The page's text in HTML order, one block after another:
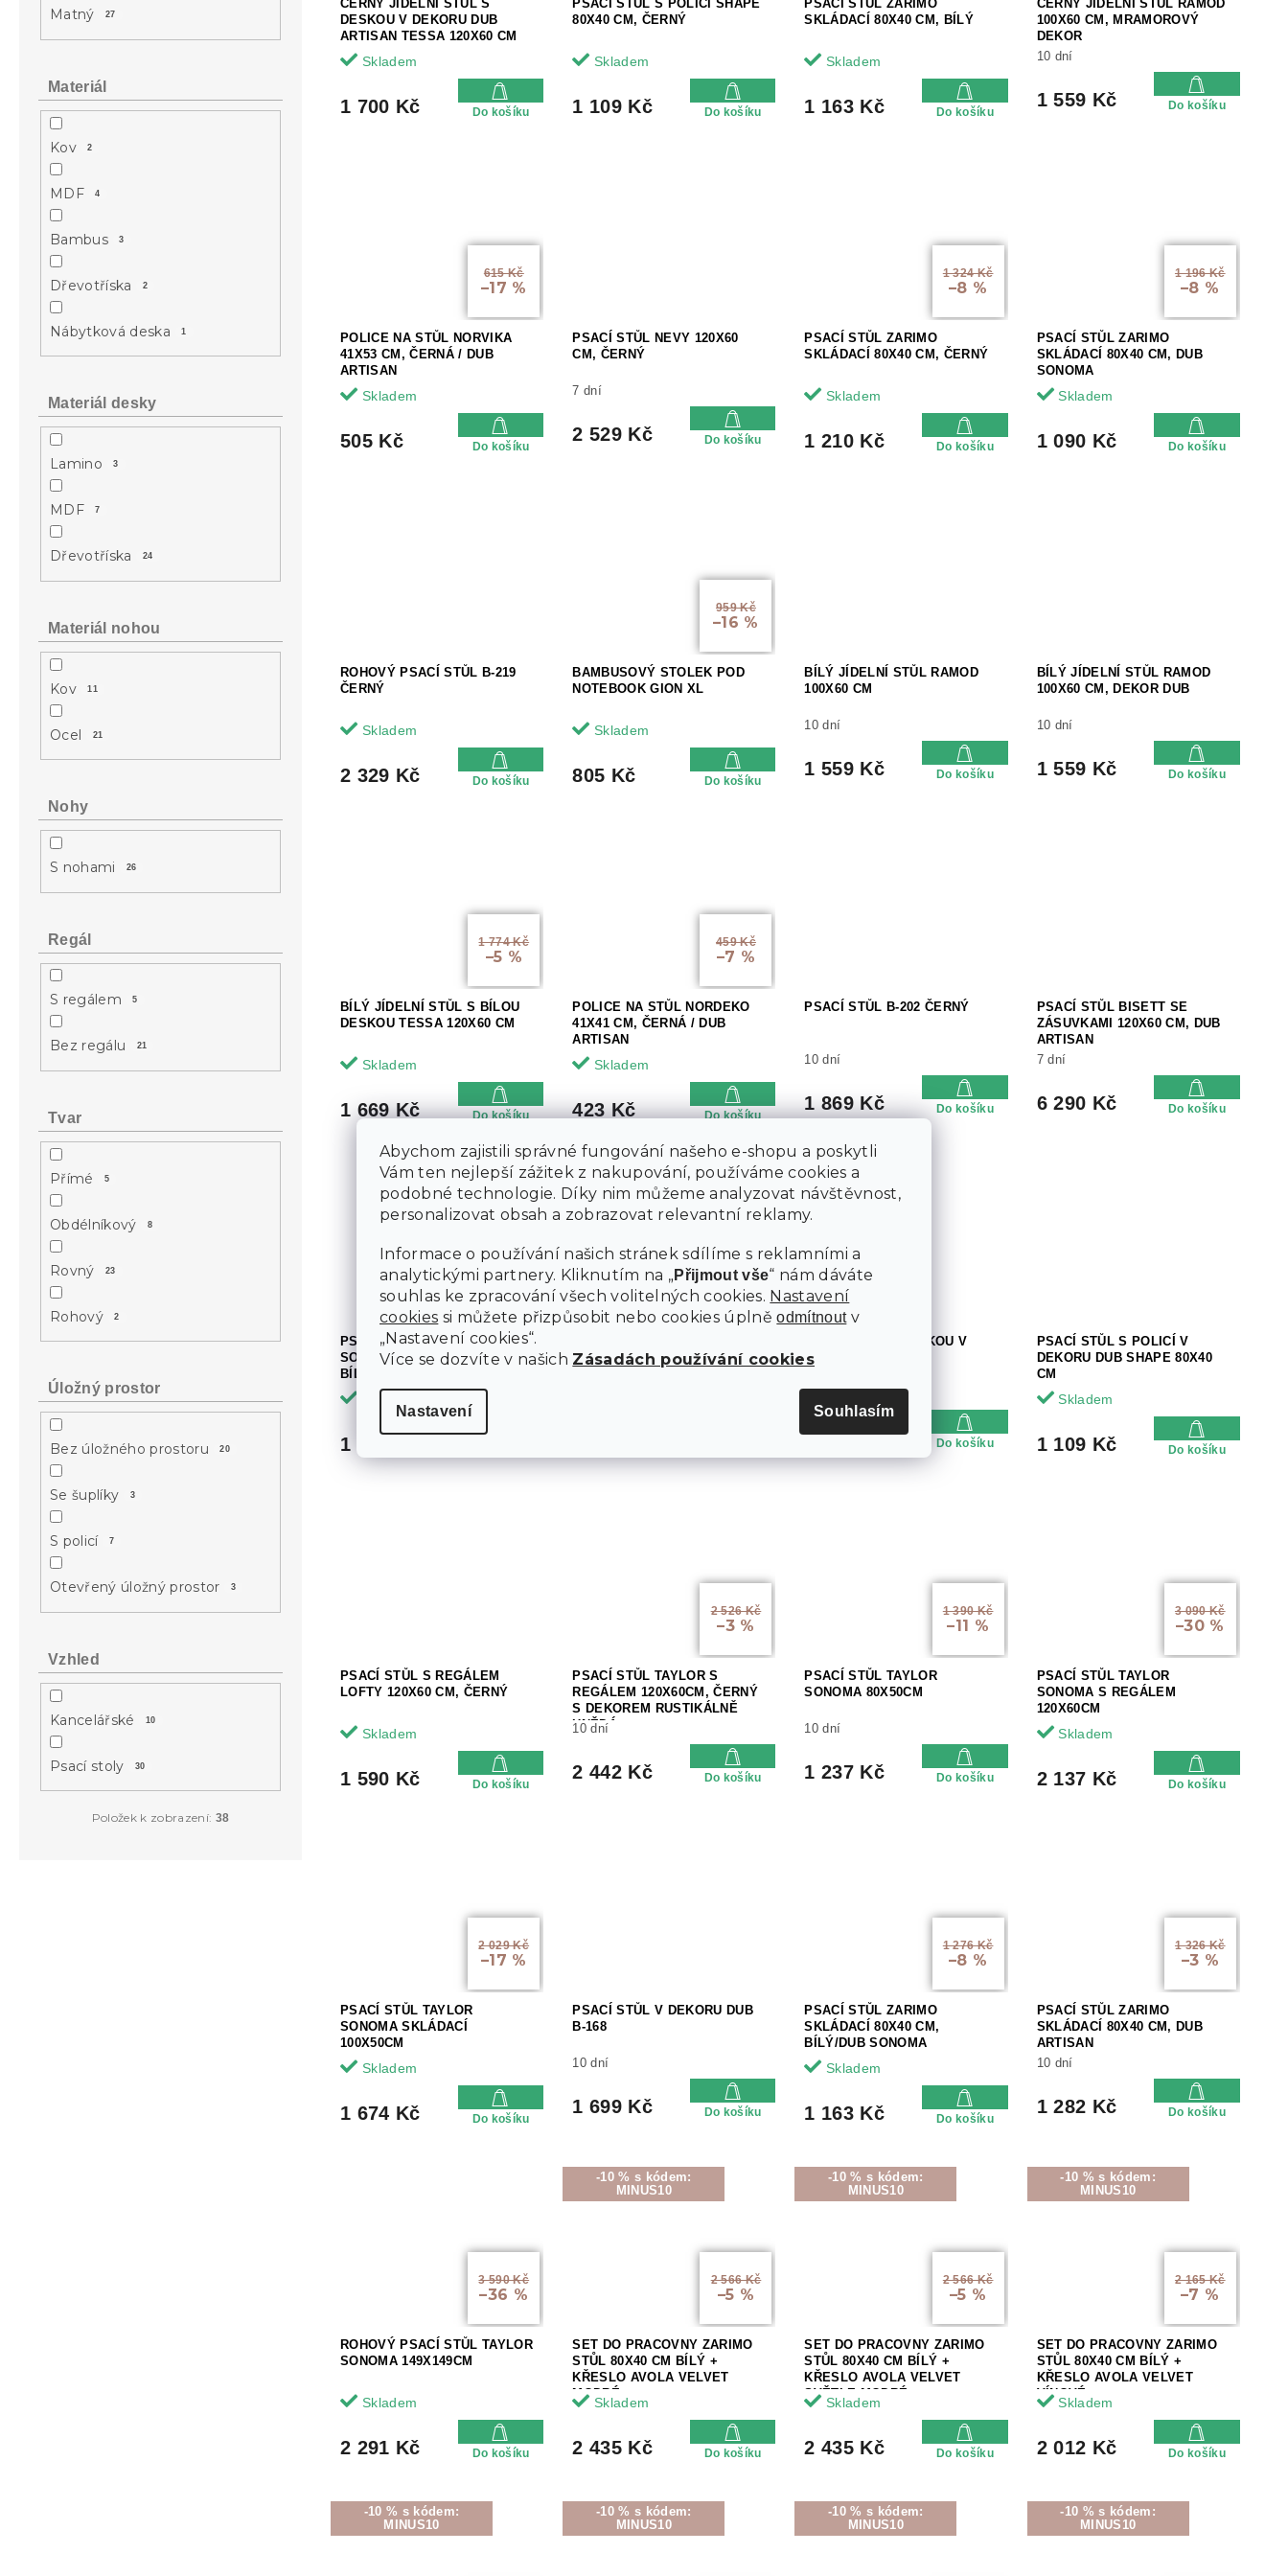
Abychom zajistili správné fungování našeho e-shopu a poskytli
Vám ten nejlepší zážitek z nakupování, používáme cookies a
podobné technologie. Díky nim můžeme analyzovat návštěvnost,
personalizovat obsah a zobrazovat relevantní reklamy.
Informace o používání našich stránek sdílíme s reklamními a
analytickými partnery. Kliknutím na „Přijmout vše“ nám dáváte
souhlas ke zpracování všech volitelných cookies. Nastavení
cookies si můžete přizpůsobit nebo cookies úplněodmítnoutv
„Nastavení cookies“.
Více se dozvíte v našich Zásadách používání cookies
Nastavení Souhlasím
Matný 27
Materiál
Kov 2
MDF 4
Bambus 3
Dřevotříska 2
Nábytková deska 1
Materiál desky
Lamino 3
MDF 7
Dřevotříska 24
Materiál nohou
Kov 11
Ocel 21
Nohy
S nohami 26
Regál
S regálem 5
Bez regálu 21
Tvar
Přímé 5
Obdélníkový 8
Rovný 23
Rohový 2
Úložný prostor
Bez úložného prostoru 20
Se šuplíky 3
S policí 7
Otevřený úložný prostor 3
Vzhled
Kancelářské 10
Psací stoly 30
Položek k zobrazení: 38
ČERNÝ JÍDELNÍ STŮL S
DESKOU V DEKORU DUB
ARTISAN TESSA 120X60 CM
Skladem
1 700 Kč Do košíku
PSACÍ STŮL S POLICÍ SHAPE
80X40 CM, ČERNÝ
Skladem
1 109 Kč Do košíku
PSACÍ STŮL ZARIMO
SKLÁDACÍ 80X40 CM, BÍLÝ
Skladem
1 163 Kč Do košíku
ČERNÝ JÍDELNÍ STŮL RAMOD
100X60 CM, MRAMOROVÝ
DEKOR
10 dní
1 559 Kč Do košíku
615 Kč
–17 %
POLICE NA STŮL NORVIKA
41X53 CM, ČERNÁ / DUB
ARTISAN
Skladem
505 Kč Do košíku
PSACÍ STŮL NEVY 120X60
CM, ČERNÝ
7 dní
2 529 Kč Do košíku
1 324 Kč
–8 %
PSACÍ STŮL ZARIMO
SKLÁDACÍ 80X40 CM, ČERNÝ
Skladem
1 210 Kč Do košíku
1 196 Kč
–8 %
PSACÍ STŮL ZARIMO
SKLÁDACÍ 80X40 CM, DUB
SONOMA
Skladem
1 090 Kč Do košíku
ROHOVÝ PSACÍ STŮL B-219
ČERNÝ
Skladem
2 329 Kč Do košíku
959 Kč
–16 %
BAMBUSOVÝ STOLEK POD
NOTEBOOK GION XL
Skladem
805 Kč Do košíku
BÍLÝ JÍDELNÍ STŮL RAMOD
100X60 CM
10 dní
1 559 Kč Do košíku
BÍLÝ JÍDELNÍ STŮL RAMOD
100X60 CM, DEKOR DUB
10 dní
1 559 Kč Do košíku
1 774 Kč
–5 %
BÍLÝ JÍDELNÍ STŮL S BÍLOU
DESKOU TESSA 120X60 CM
Skladem
1 669 Kč Do košíku
459 Kč
–7 %
POLICE NA STŮL NORDEKO
41X41 CM, ČERNÁ / DUB
ARTISAN
Skladem
423 Kč Do košíku
PSACÍ STŮL B-202 ČERNÝ
10 dní
1 869 Kč Do košíku
PSACÍ STŮL BISETT SE
ZÁSUVKAMI 120X60 CM, DUB
ARTISAN
7 dní
6 290 Kč Do košíku
1 896 Kč
–5 %
PSACÍ STŮL MAX 4.0
SONOMA S REGÁLEM A
BÍLÝMI NOHAMI 120X44 CM
1 783 Kč
CM, BÍLÝ
PSACÍ STŮL S DESKOU V
DEKORU DUB B-027
1 759 Kč Do košíku
PSACÍ STŮL S POLICÍ V
DEKORU DUB SHAPE 80X40
CM
Skladem
1 109 Kč Do košíku
PSACÍ STŮL S REGÁLEM
LOFTY 120X60 CM, ČERNÝ
Skladem
1 590 Kč Do košíku
2 526 Kč
–3 %
PSACÍ STŮL TAYLOR S
REGÁLEM 120X60CM, ČERNÝ
S DEKOREM RUSTIKÁLNĚ
HNĚDÁ
10 dní
2 442 Kč Do košíku
1 390 Kč
–11 %
PSACÍ STŮL TAYLOR
SONOMA 80X50CM
10 dní
1 237 Kč Do košíku
3 090 Kč
–30 %
PSACÍ STŮL TAYLOR
SONOMA S REGÁLEM
120X60CM
Skladem
2 137 Kč Do košíku
2 029 Kč
–17 %
PSACÍ STŮL TAYLOR
SONOMA SKLÁDACÍ
100X50CM
Skladem
1 674 Kč Do košíku
PSACÍ STŮL V DEKORU DUB
B-168
10 dní
1 699 Kč Do košíku
1 276 Kč
–8 %
PSACÍ STŮL ZARIMO
SKLÁDACÍ 80X40 CM,
BÍLÝ/DUB SONOMA
Skladem
1 163 Kč Do košíku
1 326 Kč
–3 %
PSACÍ STŮL ZARIMO
SKLÁDACÍ 80X40 CM, DUB
ARTISAN
10 dní
1 282 Kč Do košíku
3 590 Kč
–36 %
ROHOVÝ PSACÍ STŮL TAYLOR
SONOMA 149X149CM
Skladem
2 291 Kč Do košíku
-10 % s kódem:
MINUS10
2 566 Kč
–5 %
SET DO PRACOVNY ZARIMO
STŮL 80X40 CM BÍLÝ +
KŘESLO AVOLA VELVET
MODRÉ
Skladem
2 435 Kč Do košíku
-10 % s kódem:
MINUS10
2 566 Kč
–5 %
SET DO PRACOVNY ZARIMO
STŮL 80X40 CM BÍLÝ +
KŘESLO AVOLA VELVET
SVĚTLE MODRÉ
Skladem
2 435 Kč Do košíku
-10 % s kódem:
MINUS10
2 165 Kč
–7 %
SET DO PRACOVNY ZARIMO
STŮL 80X40 CM BÍLÝ +
KŘESLO AVOLA VELVET
VÍNOVÉ
Skladem
2 012 Kč Do košíku
-10 % s kódem:
MINUS10
-10 % s kódem:
MINUS10
-10 % s kódem:
MINUS10
-10 % s kódem:
MINUS10